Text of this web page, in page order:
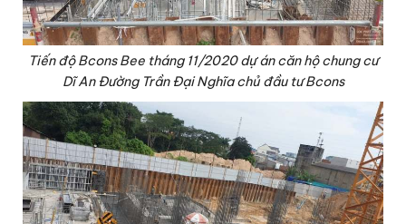
Tiến độ Bcons Bee tháng 11/2020 dự án căn hộ chung cư
Dĩ An Đường Trần Đại Nghĩa chủ đầu tư Bcons